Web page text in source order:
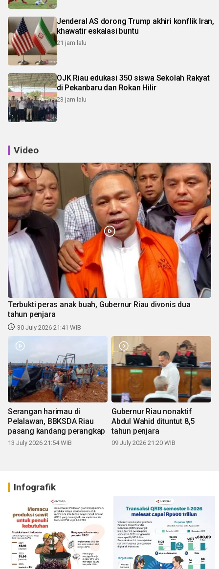
Jenderal AS dorong Trump akhiri konflik Iran,
khawatir eskalasi buntu
21 jam lalu
OJK Riau edukasi 350 siswa Sekolah Rakyat
di Pekanbaru dan Rokan Hilir
23 jam lalu
Video
Terbukti peras anak buah, Gubernur Riau divonis dua
tahun penjara
30 July 2026 21:41 WIB
Serangan harimau di
Pelalawan, BBKSDA Riau
pasang kandang perangkap
13 July 2026 21:54 WIB
Gubernur Riau nonaktif
Abdul Wahid dituntut 8,5
tahun penjara
09 July 2026 21:20 WIB
Infografik